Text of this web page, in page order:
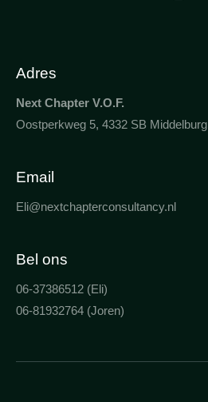
Adres
Next Chapter V.O.F.
Oostperkweg 5, 4332 SB Middelburg
Email
Eli@nextchapterconsultancy.nl
Bel ons
06-37386512 (Eli)
06-81932764 (Joren)